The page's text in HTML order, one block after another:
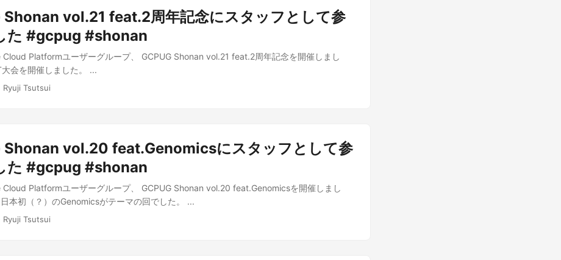
Shonan vol.21 feat.2周年記念にスタッフとして参
た #gcpug #shonan
Cloud Platformユーザーグループ、 GCPUG Shonan vol.21 feat.2周年記念を開催しまし
会を開催しました。 ...
Ryuji Tsutsui
Shonan vol.20 feat.Genomicsにスタッフとして参
た #gcpug #shonan
Cloud Platformユーザーグループ、 GCPUG Shonan vol.20 feat.Genomicsを開催しまし
本初（？）のGenomicsがテーマの回でした。 ...
Ryuji Tsutsui